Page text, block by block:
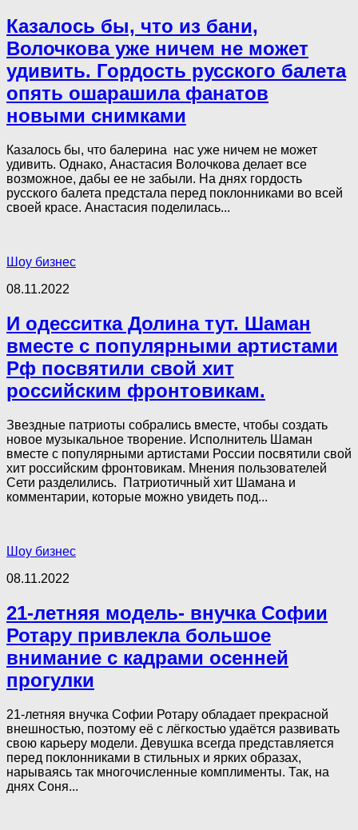
Казалось бы, что из бани,
Волочкова уже ничем не может
удивить. Гордость русского балета
опять ошарашила фанатов
новыми снимками
Казалось бы, что балерина нас уже ничем не может
удивить. Однако, Анастасия Волочкова делает все
возможное, дабы ее не забыли. На днях гордость
русского балета предстала перед поклонниками во всей
своей красе. Анастасия поделилась...
Шоу бизнес
08.11.2022
И одесситка Долина тут. Шаман
вместе с популярными артистами
Рф посвятили свой хит
российским фронтовикам.
Звездные патриоты собрались вместе, чтобы создать
новое музыкальное творение. Исполнитель Шаман
вместе с популярными артистами России посвятили свой
хит российским фронтовикам. Мнения пользователей
Сети разделились. Патриотичный хит Шамана и
комментарии, которые можно увидеть под...
Шоу бизнес
08.11.2022
21-летняя модель- внучка Софии
Ротару привлекла большое
внимание с кадрами осенней
прогулки
21-летняя внучка Софии Ротару обладает прекрасной
внешностью, поэтому её с лёгкостью удаётся развивать
свою карьеру модели. Девушка всегда представляется
перед поклонниками в стильных и ярких образах,
нарываясь так многочисленные комплименты. Так, на
днях Соня...